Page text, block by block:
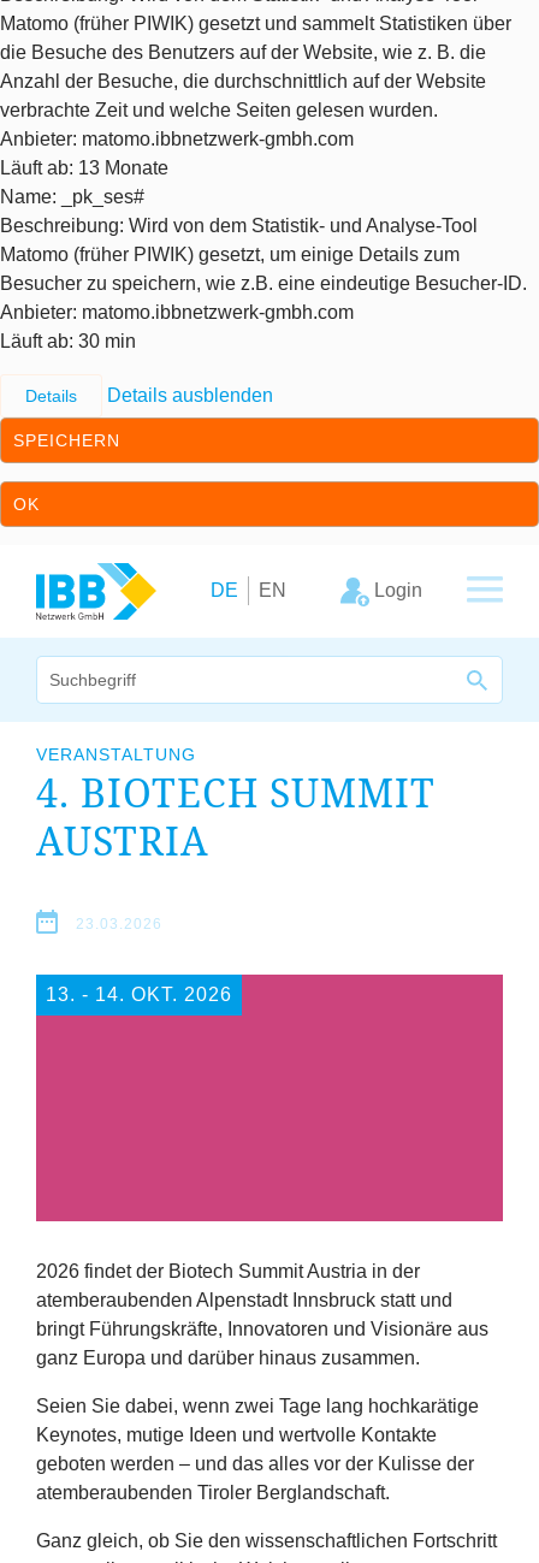
Matomo (früher PIWIK) gesetzt und sammelt Statistiken über
die Besuche des Benutzers auf der Website, wie z. B. die
Anzahl der Besuche, die durchschnittlich auf der Website
verbrachte Zeit und welche Seiten gelesen wurden.
Anbieter: matomo.ibbnetzwerk-gmbh.com
Läuft ab: 13 Monate
Name: _pk_ses#
Beschreibung: Wird von dem Statistik- und Analyse-Tool
Matomo (früher PIWIK) gesetzt, um einige Details zum
Besucher zu speichern, wie z.B. eine eindeutige Besucher-ID.
Anbieter: matomo.ibbnetzwerk-gmbh.com
Läuft ab: 30 min
Details Details ausblenden
SPEICHERN
OK
DE EN Login
Unternehmen
Cluster
Leistungsangebot
Arbeitskreise
Aktuelles
VERANSTALTUNG
4. BIOTECH SUMMIT
AUSTRIA
23.03.2026
13. ‐ 14. OKT. 2026
2026 findet der Biotech Summit Austria in der
atemberaubenden Alpenstadt Innsbruck statt und
bringt Führungskräfte, Innovatoren und Visionäre aus
ganz Europa und darüber hinaus zusammen.
Seien Sie dabei, wenn zwei Tage lang hochkarätige
Keynotes, mutige Ideen und wertvolle Kontakte
geboten werden – und das alles vor der Kulisse der
atemberaubenden Tiroler Berglandschaft.
Ganz gleich, ob Sie den wissenschaftlichen Fortschritt